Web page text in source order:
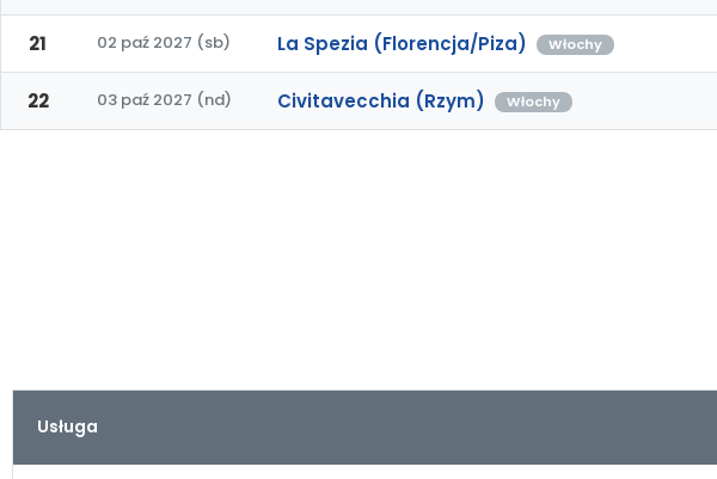
21 02 paź 2027 (sb) La Spezia (Florencja/Piza) Włochy
22 03 paź 2027 (nd) Civitavecchia (Rzym) Włochy
Usługa